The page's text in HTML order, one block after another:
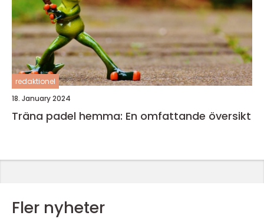
redaktionel
18. January 2024
Träna padel hemma: En omfattande översikt
Fler nyheter